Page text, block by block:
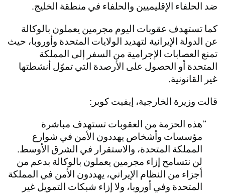
ضد الحلفاء الإقليميين والحلفاء في منطقة الخليج.
كما تستهدف عقوبات اليوم مجرمين يعملون بالوكالة
عن الدولة الإيرانية لتهديد الولايات المتحدة وأوروبا، حيث
تمنع العصابات الإجرامية من السفر إلى المملكة
المتحدة أو الحصول على الأرصدة التي تموّل أنشطتها
غير القانونية.
قالت وزيرة الخارجية، إيفيت كوبر:
هذه الحزمة من العقوبات تستهدف مباشرة
مؤسسات وأشخاص يهددون الأمن في شوارع
المملكة المتحدة، والاستقرار في الشرق الأوسط.
لن نتسامح إزاء مجرمين يعملون بالوكالة بدعم من
أجزاء من النظام الإيراني، يهددون الأمن في المملكة
المتحدة وفي أوروبا، ولا إزاء شبكات التمويل غير